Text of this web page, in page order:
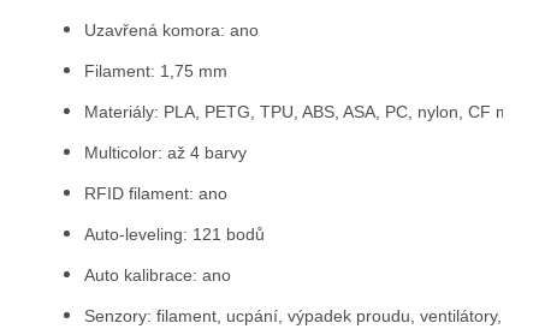
Uzavřená komora: ano
Filament: 1,75 mm
Materiály: PLA, PETG, TPU, ABS, ASA, PC, nylon, CF
Multicolor: až 4 barvy
RFID filament: ano
Auto-leveling: 121 bodů
Auto kalibrace: ano
Senzory: filament, ucpání, výpadek proudu, ventilátory, AI